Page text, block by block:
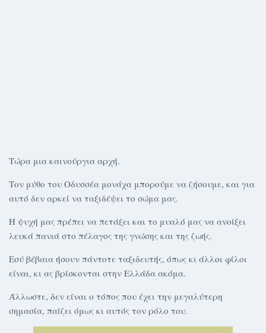
Τώρα μια καινούργια αρχή.
Τον μύθο του Οδυσσέα μονάχα μπορούμε να ζήσουμε, και για
αυτό δεν αρκεί να ταξιδέψει το σώμα μας.
Η ψυχή μας πρέπει να πετάξει και το μυαλό μας να ανοίξει
λευκά πανιά στο πέλαγος της γνώσης και της ζωής.
Εσύ βέβαια ήσουν πάντοτε ταξιδευτής, όπως κι άλλοι φίλοι
είναι, κι ας βρίσκονται στην Ελλάδα ακόμα.
Άλλωστε, δεν είναι ο τόπος που έχει την μεγαλύτερη
σημασία, παίζει όμως κι αυτός τον ρόλο του.